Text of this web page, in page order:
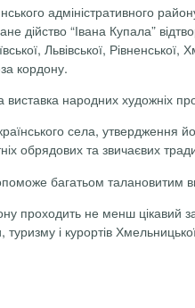
адміністративного
дійство “Івана Купала”
Львівської,
за кордону.
народних художніх
села, утвердження
обрядових та звичаєвих
багатьом талановитим
проходить не менш цікавий
і курортів